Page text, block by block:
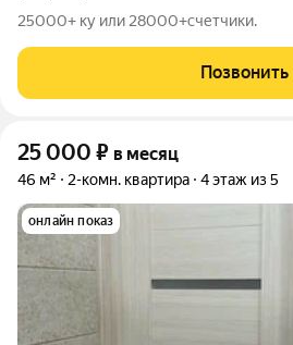
25000+ ку или 28000+счетчики.
Позвонить
25 000 ₽ в месяц
46 м² 2-комн. квартира 4 этаж из 5
онлайн показ